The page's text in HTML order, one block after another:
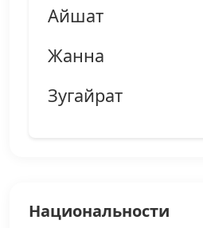
Айшат
Жанна
Зугайрат
Национальности